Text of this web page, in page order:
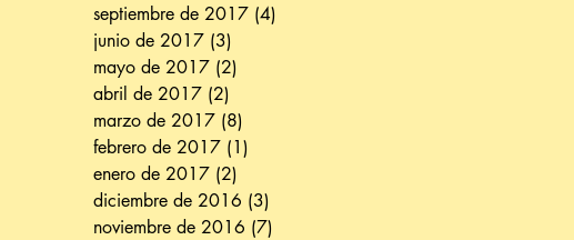
septiembre de 2017 (4)
junio de 2017 (3)
mayo de 2017 (2)
abril de 2017 (2)
marzo de 2017 (8)
febrero de 2017 (1)
enero de 2017 (2)
diciembre de 2016 (3)
noviembre de 2016 (7)